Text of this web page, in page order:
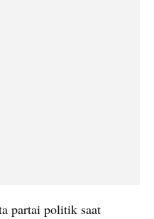
partai politik saat